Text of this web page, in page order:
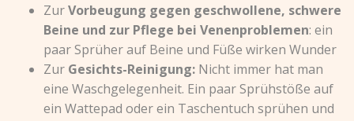
ZurVorbeugung gegen geschwollene, schwere
Beine und zur Pflege bei Venenproblemen: ein
paar Sprüher auf Beine und Füße wirken Wunder
Zur Gesichts-Reinigung: Nicht immer hat man
eine Waschgelegenheit. Ein paar Sprühstöße auf
ein Wattepad oder ein Taschentuch sprühen und